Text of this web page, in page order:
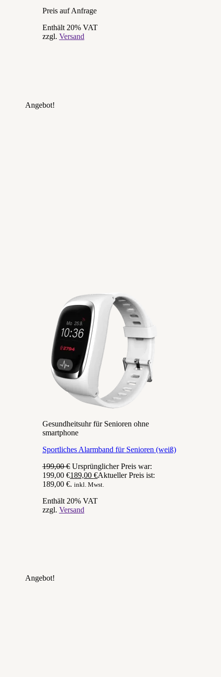
Preis auf Anfrage
Enthält 20% VAT
zzgl. Versand
Angebot!
Gesundheitsuhr für Senioren ohne
smartphone
Sportliches Alarmband für Senioren (weiß)
199,00€ Ursprünglicher Preis war:
199,00 €189,00 €Aktueller Preis ist:
189,00 €. inkl. Mwst.
Enthält 20% VAT
zzgl. Versand
Angebot!